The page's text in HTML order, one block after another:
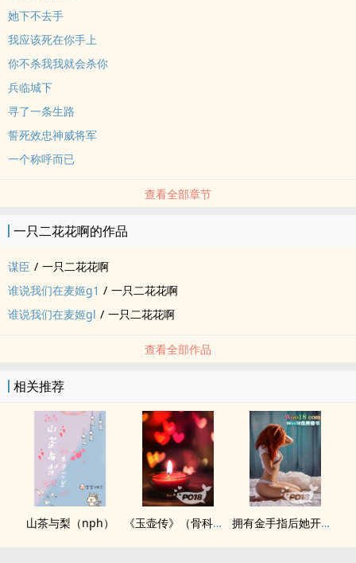
她下不去手
我应该死在你手上
你不杀我我就会杀你
兵临城下
寻了一条生路
誓死效忠神威将军
一个称呼而已
查看全部章节
一只二花花啊的作品
谋臣 / 一只二花花啊
谁说我们在麦姬g1 / 一只二花花啊
谁说我们在麦姬gl / 一只二花花啊
查看全部作品
相关推荐
山茶与梨（nph） 《玉壶传》（骨科）（兄妹）（np） 拥有金手指后她开始为所欲为（nph）